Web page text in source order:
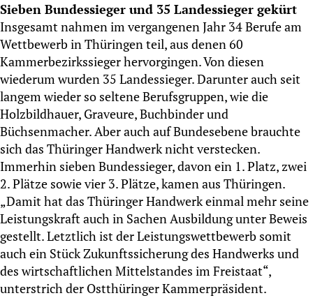
Sieben Bundessieger und 35 Landessieger gekürt
Insgesamt nahmen im vergangenen Jahr 34 Berufe am
Wettbewerb in Thüringen teil, aus denen 60
Kammerbezirkssieger hervorgingen. Von diesen
wiederum wurden 35 Landessieger. Darunter auch seit
langem wieder so seltene Berufsgruppen, wie die
Holzbildhauer, Graveure, Buchbinder und
Büchsenmacher. Aber auch auf Bundesebene brauchte
sich das Thüringer Handwerk nicht verstecken.
Immerhin sieben Bundessieger, davon ein 1. Platz, zwei
2. Plätze sowie vier 3. Plätze, kamen aus Thüringen.
„Damit hat das Thüringer Handwerk einmal mehr seine
Leistungskraft auch in Sachen Ausbildung unter Beweis
gestellt. Letztlich ist der Leistungswettbewerb somit
auch ein Stück Zukunftssicherung des Handwerks und
des wirtschaftlichen Mittelstandes im Freistaat“,
unterstrich der Ostthüringer Kammerpräsident.